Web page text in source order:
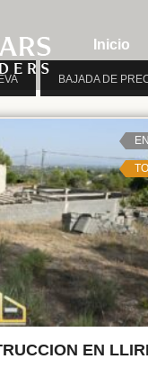
Inicio
BAJADA DE
EN